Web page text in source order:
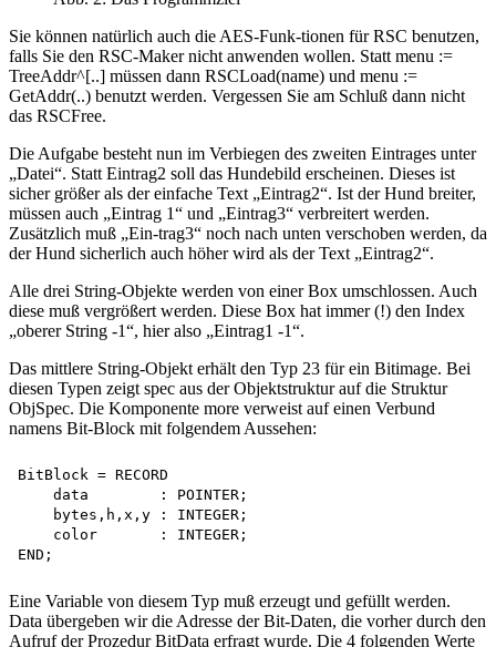
Sie können natürlich auch die AES-Funk-tionen für RSC benutzen,
falls Sie den RSC-Maker nicht anwenden wollen. Statt menu :=
TreeAddr^[..] müssen dann RSCLoad(name) und menu :=
GetAddr(..) benutzt werden. Vergessen Sie am Schluß dann nicht
das RSCFree.
Die Aufgabe besteht nun im Verbiegen des zweiten Eintrages unter
„Datei“. Statt Eintrag2 soll das Hundebild erscheinen. Dieses ist
sicher größer als der einfache Text „Eintrag2“. Ist der Hund breiter,
müssen auch „Eintrag 1“ und „Eintrag3“ verbreitert werden.
Zusätzlich muß „Ein-trag3“ noch nach unten verschoben werden, da
der Hund sicherlich auch höher wird als der Text „Eintrag2“.
Alle drei String-Objekte werden von einer Box umschlossen. Auch
diese muß vergrößert werden. Diese Box hat immer (!) den Index
„oberer String -1“, hier also „Eintrag1 -1“.
Das mittlere String-Objekt erhält den Typ 23 für ein Bitimage. Bei
diesen Typen zeigt spec aus der Objektstruktur auf die Struktur
ObjSpec. Die Komponente more verweist auf einen Verbund
namens Bit-Block mit folgendem Aussehen:
BitBlock = RECORD
    data        : POINTER;
    bytes,h,x,y : INTEGER;
    color       : INTEGER;
Eine Variable von diesem Typ muß erzeugt und gefüllt werden.
Data übergeben wir die Adresse der Bit-Daten, die vorher durch den
Aufruf der Prozedur BitData erfragt wurde. Die 4 folgenden Werte